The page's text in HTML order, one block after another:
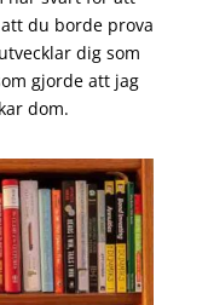
du borde prova
dig som
gjorde att jag
dom.